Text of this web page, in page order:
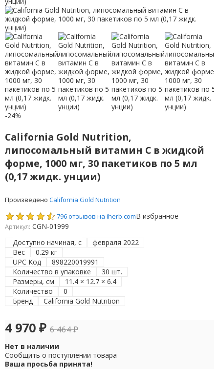
-24%
California Gold Nutrition,
липосомальный витамин C в жидкой
форме, 1000 мг, 30 пакетиков по 5 мл
(0,17 жидк. унции)
Произведено California Gold Nutrition
796 отзывов на iherb.comВ избранное
Артикул: CGN-01999
Доступно начиная, с
февраля 2022
Вес
0.29 кг
UPC Код
898220019991
Количество в упаковке
30 шт.
Размеры, см
11.4 × 12.7 × 6.4
Количество
0
Бренд
California Gold Nutrition
4 970 ₽ 6 464₽
Нет в наличии
Сообщить о поступлении товара
Ваша просьба принята!